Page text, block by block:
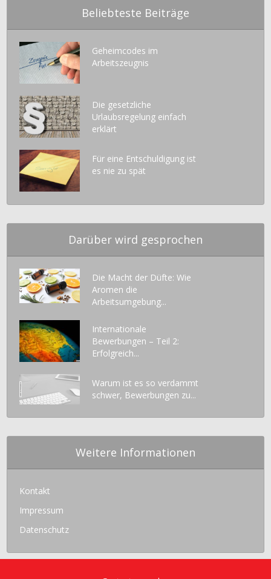
Beliebteste Beiträge
Geheimcodes im
Arbeitszeugnis
Die gesetzliche
Urlaubsregelung einfach
erklärt
Für eine Entschuldigung ist
es nie zu spät
Darüber wird gesprochen
Die Macht der Düfte: Wie
Aromen die
Arbeitsumgebung...
Internationale
Bewerbungen – Teil 2:
Erfolgreich...
Warum ist es so verdammt
schwer, Bewerbungen zu...
Weitere Informationen
Kontakt
Impressum
Datenschutz